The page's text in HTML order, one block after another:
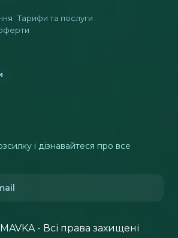
Тарифи та послуги
і дізнавайтеся про все
- Всі права захищені